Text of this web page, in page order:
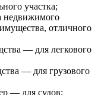
участка;
недвижимого
отличного
— для легкового
— для грузового
— для судов;